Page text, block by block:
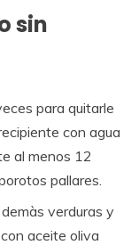
sin
para quitarle
con agua
al menos 12
pallares.
verduras y
aceite oliva